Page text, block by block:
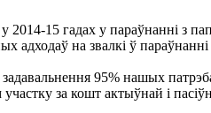
2014-15 гадах у параўнанні з
адходаў на звалкі ў
95% нашых
за кошт актыўнай і